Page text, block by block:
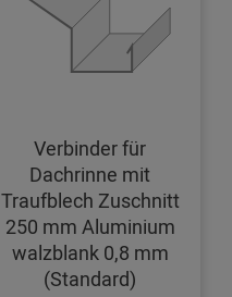
Verbinder für
Dachrinne mit
Traufblech Zuschnitt
250 mm Aluminium
walzblank 0,8 mm
(Standard)